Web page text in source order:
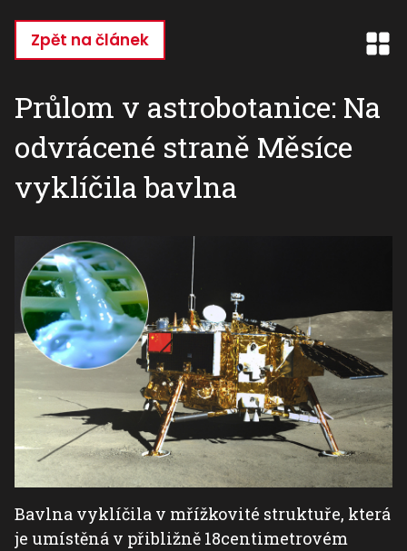
hlavnímu
Zpět na článek
Průlom v astrobotanice: Na
odvrácené straně Měsíce
vyklíčila bavlna
Bavlna vyklíčila v mřížkovité struktuře, která
je umístěná v přibližně 18centimetrovém